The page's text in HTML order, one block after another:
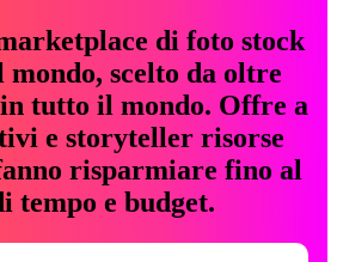
di foto stock
mondo, scelto da oltre
tutto il mondo. Offre a
e storyteller risorse
risparmiare fino al
tempo e budget.